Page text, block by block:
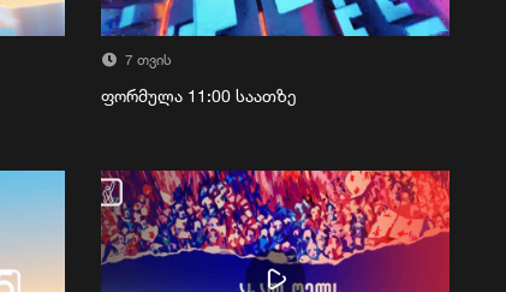
7 თვის
ფორმულა 11:00 საათზე